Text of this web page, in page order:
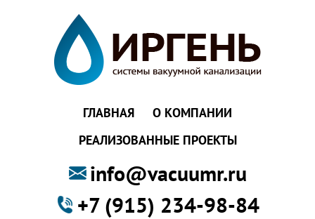
ГЛАВНАЯ
О КОМПАНИИ
РЕАЛИЗОВАННЫЕ ПРОЕКТЫ
info@vacuumr.ru
+7 (915) 234-98-84